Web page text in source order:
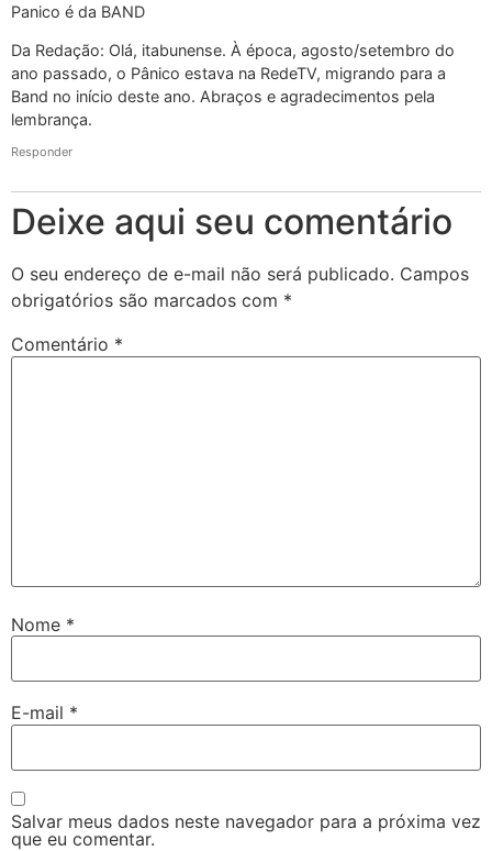
Panico é da BAND
Da Redação: Olá, itabunense. À época, agosto/setembro do
ano passado, o Pânico estava na RedeTV, migrando para a
Band no início deste ano. Abraços e agradecimentos pela
lembrança.
Responder
Deixe aqui seu comentário
O seu endereço de e-mail não será publicado. Campos
obrigatórios são marcados com *
Comentário *
Nome *
E-mail *
Salvar meus dados neste navegador para a próxima vez
que eu comentar.